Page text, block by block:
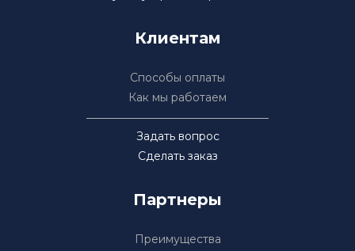
Клиентам
Способы оплаты
Как мы работаем
Задать вопрос
Сделать заказ
Партнеры
Преимущества